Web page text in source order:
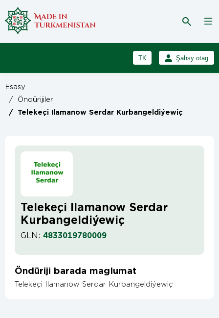
TK
RU
Şahsy otag
Esasy
/
Öndürijiler
/ Telekeçi Ilamanow Serdar Kurbangeldiýewiç
Telekeçi Ilamanow Serdar
Kurbangeldiýewiç
GLN: 4833019780009
Öndüriji barada maglumat
Telekeçi Ilamanow Serdar Kurbangeldiýewiç